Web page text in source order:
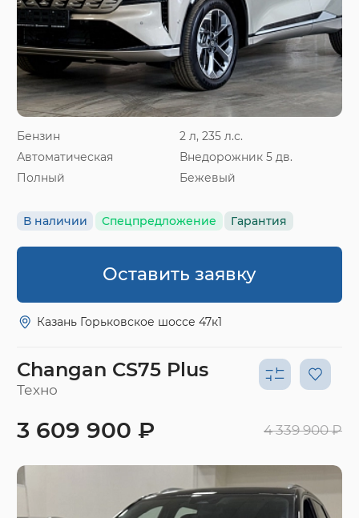
Бензин
2 л, 235 л.с.
Автоматическая
Внедорожник 5 дв.
Полный
Бежевый
В наличии Спецпредложение Гарантия
Оставить заявку
Казань Горьковское шоссе 47к1
Changan CS75 Plus
Техно
3 609 900 ₽ 4 339 900 ₽